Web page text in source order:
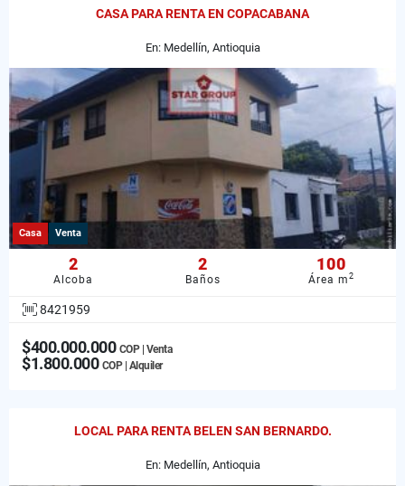
CASA PARA RENTA EN COPACABANA
En: Medellín, Antioquia
Casa Venta
2
Alcoba
2
Baños
100
Área m2
8421959
$400.000.000 COP | Venta
$1.800.000 COP | Alquiler
LOCAL PARA RENTA BELEN SAN BERNARDO.
En: Medellín, Antioquia